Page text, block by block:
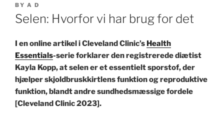
POSTED
ON
BY A D
Selen: Hvorfor vi har brug for det
I en online artikel i Cleveland Clinic’s Health
Essentials-serie forklarer den registrerede diætist
Kayla Kopp, at selen er et essentielt sporstof, der
hjælper skjoldbruskkirtlens funktion og reproduktive
funktion, blandt andre sundhedsmæssige fordele
[Cleveland Clinic 2023].